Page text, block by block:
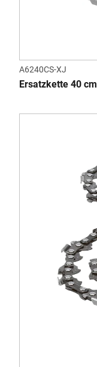
A6240CS-XJ
Ersatzkette 40 cm